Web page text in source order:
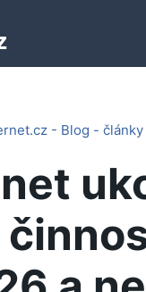
- Blog - články